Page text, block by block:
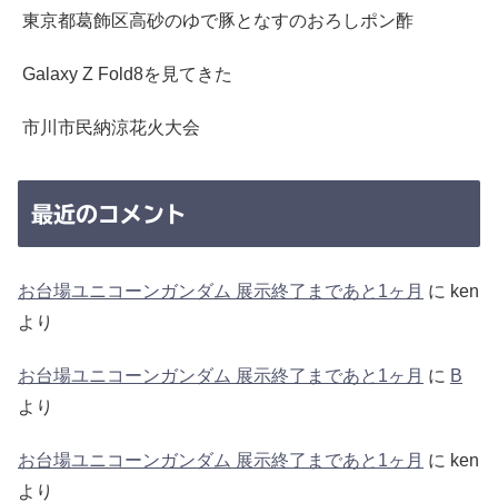
東京都葛飾区高砂のゆで豚となすのおろしポン酢
Galaxy Z Fold8を見てきた
市川市民納涼花火大会
最近のコメント
お台場ユニコーンガンダム 展示終了まであと1ヶ月 に ken
より
お台場ユニコーンガンダム 展示終了まであと1ヶ月 に B
より
お台場ユニコーンガンダム 展示終了まであと1ヶ月 に ken
より